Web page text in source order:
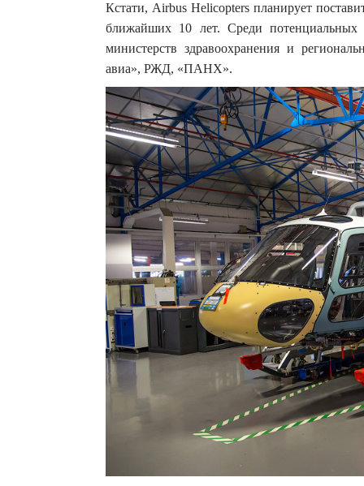
Кстати, Airbus Helicopters планирует
ближайших 10 лет. Среди
министерств здравоохранения и
авиа», РЖД, «ПАНХ».